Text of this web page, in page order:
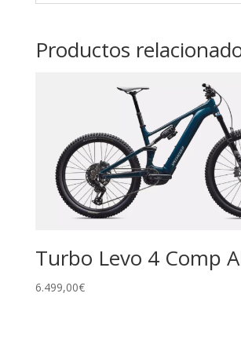
Productos
Turbo Levo 4 Comp
6.499,00€